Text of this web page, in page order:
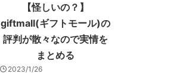
【怪しいの？】
giftmall(ギフトモール)の
評判が散々なので実情を
まとめる
2023/1/26